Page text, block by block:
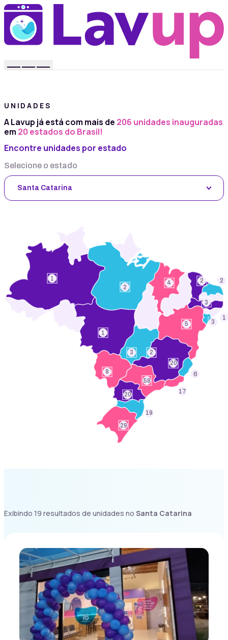
UNIDADES
A Lavup já está com mais de 206 unidades inauguradas
em 20 estados do Brasil!
Encontre unidades por estado
Selecione o estado
Santa Catarina
1
1
5
2
2
6
3
4
1
8
20
2
20
3
17
2
29
19
58
3
Exibindo 19 resultados de unidades no Santa Catarina